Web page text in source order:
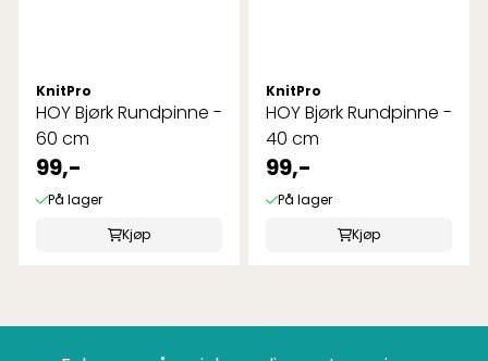
KnitPro
HOY Bjørk Rundpinne -
60 cm
99,-
På lager
Kjøp
KnitPro
HOY Bjørk Rundpinne -
40 cm
99,-
På lager
Kjøp